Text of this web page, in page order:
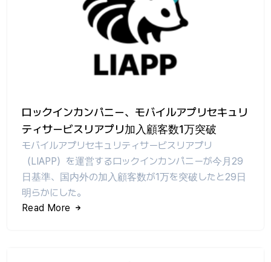
ロックインカンパニー、モバイルアプリセキュリ
ティサービスリアプリ加入顧客数1万突破
モバイルアプリセキュリティサービスリアプリ
（LIAPP）を運営するロックインカンパニーが今月29
日基準、国内外の加入顧客数が1万を突破したと29日
明らかにした。
Read More